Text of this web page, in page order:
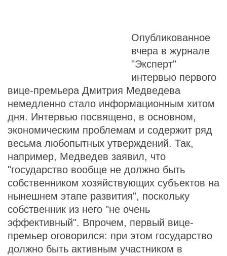
Опубликованное
вчера в журнале
"Эксперт"
интервью первого
вице-премьера Дмитрия Медведева
немедленно стало информационным хитом
дня. Интервью посвящено, в основном,
экономическим проблемам и содержит ряд
весьма любопытных утверждений. Так,
например, Медведев заявил, что
"государство вообще не должно быть
собственником хозяйствующих субъектов на
нынешнем этапе развития", поскольку
собственник из него "не очень
эффективный". Впрочем, первый вице-
премьер оговорился: при этом государство
должно быть активным участником в